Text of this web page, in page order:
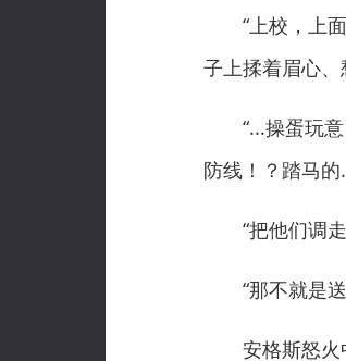
“上校，上面
子上揉着眉心、
“...操蛋玩意
防线！？踏马
“把他们调走
“那不就是送
安格斯怒火中